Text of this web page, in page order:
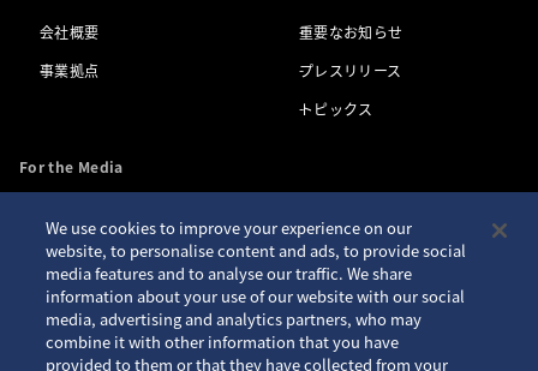
会社概要
事業拠点
重要なお知らせ
プレスリリース
トピックス
For the Media
お問い合わせ
アクセシビリティ
プライバシーポリシー
サイトご利用案内
クッキーポリシー
サイトマップ
Seiko ID
We use cookies to improve your experience on our
website, to personalise content and ads, to provide social
media features and to analyse our traffic. We share
information about your use of our website with our social
media, advertising and analytics partners, who may
combine it with other information that you have
provided to them or that they have collected from your